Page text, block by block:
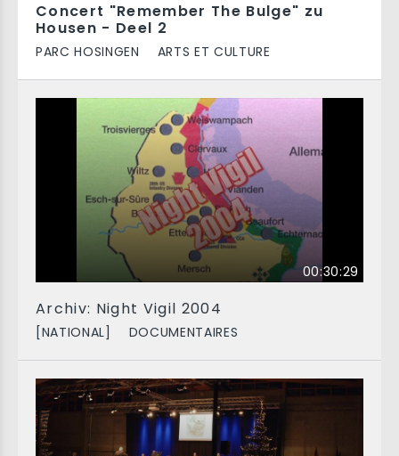
Concert "Remember The Bulge" zu
Housen - Deel 2
PARC HOSINGEN ARTS ET CULTURE
00:30:29
Archiv: Night Vigil 2004
[NATIONAL] DOCUMENTAIRES